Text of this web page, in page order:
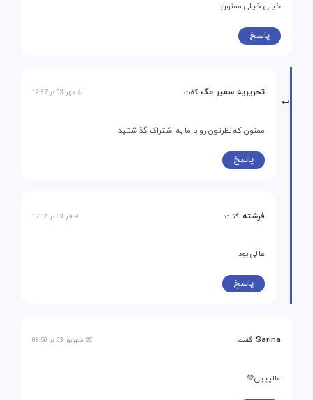
خیلی خیلی ممنون
پاسخ
تحریریه سفیر مگ گفت: 4 مهر 03 در 12:37
ممنون که نظرتون رو با ما به اشتراک گذاشتید
پاسخ
فرشته گفت: 9 آذر 03 در 17:02
عالی بود
پاسخ
Sarina گفت: 20 شهریور 03 در 08:50
عالیییی💚